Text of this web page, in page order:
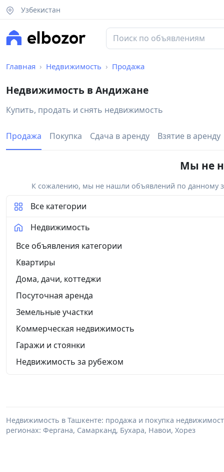
Узбекистан
Главная Недвижимость Продажа
Недвижимость в Андижане
Купить, продать и снять недвижимость
Продажа Покупка Сдача в аренду Взятие в аренду
Мы не
К сожалению, мы не нашли объявлений по данному
Все категории
Недвижимость
Все объявления категории
Квартиры
Дома, дачи, коттеджи
Посуточная аренда
Земельные участки
Коммерческая недвижимость
Гаражи и стоянки
Недвижимость за рубежом
Недвижимость в Ташкенте: продажа и покупка
регионах: Фергана, Самарканд, Бухара, Навои, Хорез